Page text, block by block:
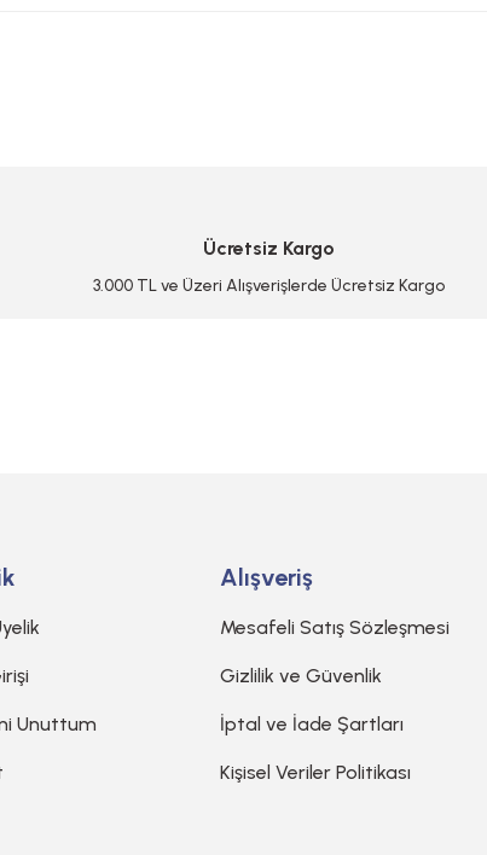
Ücretsiz Kargo
3.000 TL ve Üzeri Alışverişlerde Ücretsiz Kargo
Unuttum
Alışveriş
Mesafeli Satış Sözleşmesi
Gizlilik ve Güvenlik
İptal ve İade Şartları
Kişisel Veriler Politikası